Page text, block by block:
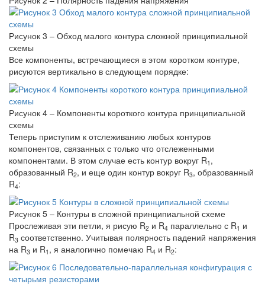
Рисунок 3 – Обход малого контура сложной принципиальной
схемы
Все компоненты, встречающиеся в этом коротком контуре,
рисуются вертикально в следующем порядке:
Рисунок 4 – Компоненты короткого контура принципиальной
схемы
Теперь приступим к отслеживанию любых контуров
компонентов, связанных с только что отслеженными
компонентами. В этом случае есть контур вокруг R1 ,
образованный R2, и еще один контур вокруг R3, образованный
R4:
Рисунок 5 – Контуры в сложной принципиальной схеме
Прослеживая эти петли, я рисую R2 и R4 параллельно с R1 и
R3 соответственно. Учитывая полярность падений напряжения
на R3 и R1 , я аналогично помечаю R4 и R2: